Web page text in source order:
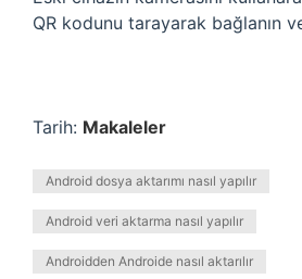
QR kodunu tarayarak bağlanın
Tarih: Makaleler
Android dosya aktarımı nasıl yapılır
Android veri aktarma nasıl yapılır
Androidden Androide nasıl aktarılır